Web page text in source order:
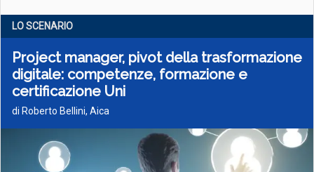
LO SCENARIO
Project manager, pivot della trasformazione
digitale: competenze, formazione e
certificazione Uni
di Roberto Bellini, Aica